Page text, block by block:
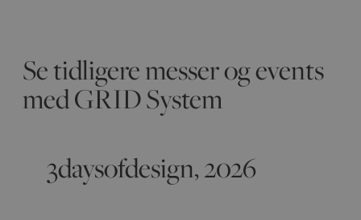
Se tidligere messer og events
med GRID System
3daysofdesign, 2026